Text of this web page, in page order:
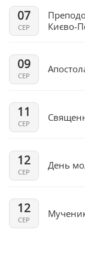
07
СЕР
Києво-
09
СЕР
11
СЕР
12
СЕР
День
12
СЕР